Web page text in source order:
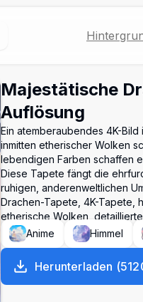
Majestätische
Auflösung
Ein atemberaubendes 4K-
inmitten etherischer Wolken
lebendigen Farben schaffen
Diese Tapete fängt die
ruhigen, anderenweltlichen
Drachen-Tapete, 4K-Tapete,
etherische Wolken,
Anime
Himmel
Herunterladen (